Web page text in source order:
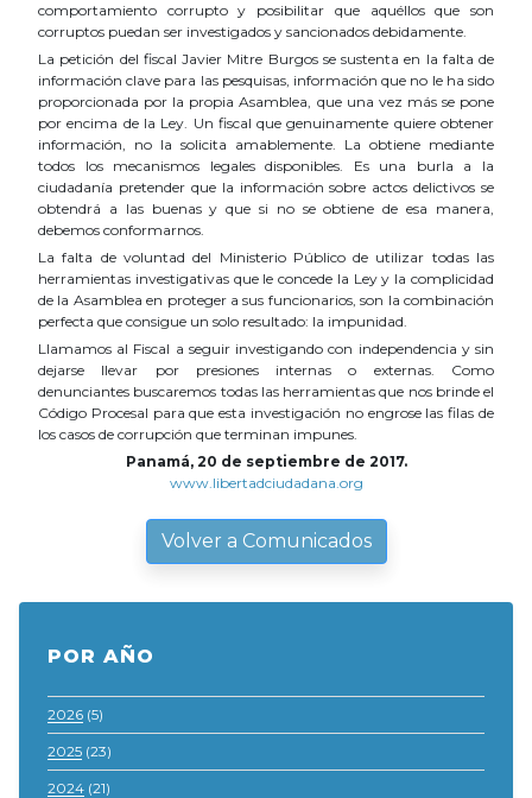
comportamiento corrupto y posibilitar que aquéllos que son
corruptos puedan ser investigados y sancionados debidamente.
La petición del fiscal Javier Mitre Burgos se sustenta en la falta de
información clave para las pesquisas, información que no le ha sido
proporcionada por la propia Asamblea, que una vez más se pone
por encima de la Ley. Un fiscal que genuinamente quiere obtener
información, no la solicita amablemente. La obtiene mediante
todos los mecanismos legales disponibles. Es una burla a la
ciudadanía pretender que la información sobre actos delictivos se
obtendrá a las buenas y que si no se obtiene de esa manera,
debemos conformarnos.
La falta de voluntad del Ministerio Público de utilizar todas las
herramientas investigativas que le concede la Ley y la complicidad
de la Asamblea en proteger a sus funcionarios, son la combinación
perfecta que consigue un solo resultado: la impunidad.
Llamamos al Fiscal a seguir investigando con independencia y sin
dejarse llevar por presiones internas o externas. Como
denunciantes buscaremos todas las herramientas que nos brinde el
Código Procesal para que esta investigación no engrose las filas de
los casos de corrupción que terminan impunes.
Panamá, 20 de septiembre de 2017.
www.libertadciudadana.org
Volver a Comunicados
POR AÑO
2026 (5)
2025 (23)
2024 (21)